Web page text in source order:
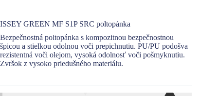
ISSEY GREEN MF S1P SRC poltopánka
Bezpečnostná poltopánka s kompozitnou bezpečnostnou
špicou a stielkou odolnou voči prepichnutiu. PU/PU podošva
rezistentná voči olejom, vysoká odolnosť voči pošmyknutiu.
Zvršok z vysoko priedušného materiálu.